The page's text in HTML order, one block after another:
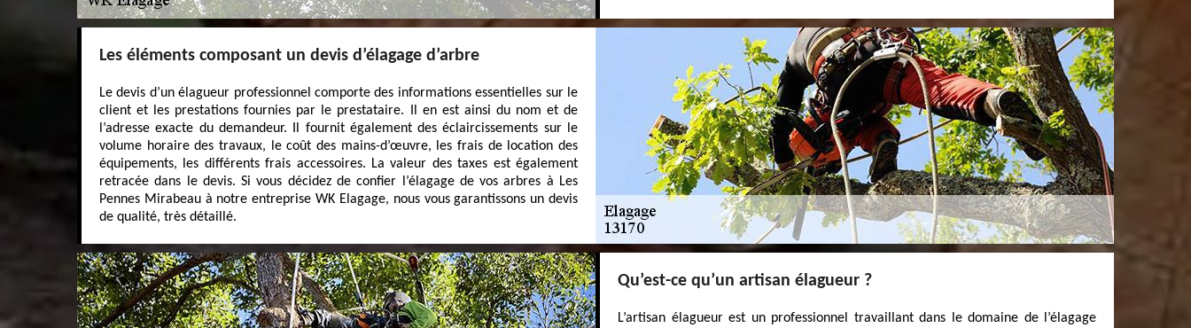
Les éléments composant un devis d’élagage d’arbre
Le devis d’un élagueur professionnel comporte des informations essentielles sur le
client et les prestations fournies par le prestataire. Il en est ainsi du nom et de
l’adresse exacte du demandeur. Il fournit également des éclaircissements sur le
volume horaire des travaux, le coût des mains-d’œuvre, les frais de location des
équipements, les différents frais accessoires. La valeur des taxes est également
retracée dans le devis. Si vous décidez de confier l’élagage de vos arbres à Les
Pennes Mirabeau à notre entreprise WK Elagage, nous vous garantissons un devis
de qualité, très détaillé.
Qu’est-ce qu’un artisan élagueur ?
L’artisan élagueur est un professionnel travaillant dans le domaine de l’élagage